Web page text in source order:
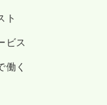
ト
ビス
働く